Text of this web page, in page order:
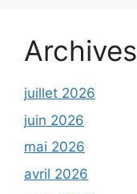
Archives
juillet 2026
juin 2026
mai 2026
avril 2026